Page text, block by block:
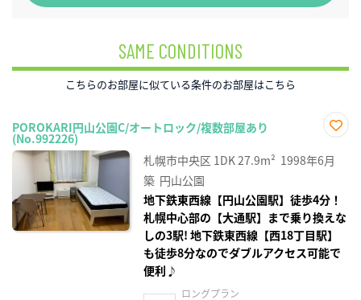
SAME CONDITIONS
こちらのお部屋に似ている条件のお部屋はこちら
POROKARI円山公園C/オートロック/複数部屋あり
(No.992226)
に入
り登
札幌市中央区 1DK27.9m² 1998年6月
築 円山公園
地下鉄東西線【円山公園駅】徒歩4分！
札幌中心部の【大通駅】まで乗り換えな
しの3駅! 地下鉄東西線【西18丁目駅】
も徒歩8分なのでダブルアクセス可能で
便利♪
ロングプラン